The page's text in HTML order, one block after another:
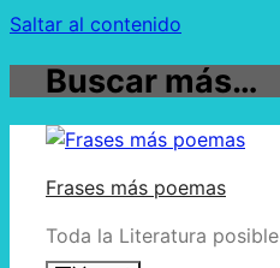
Saltar al contenido
Buscar más…
Frases más poemas
Toda la Literatura posible